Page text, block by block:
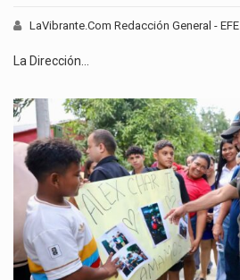
LaVibrante.Com Redacción General - EFE
La Dirección…